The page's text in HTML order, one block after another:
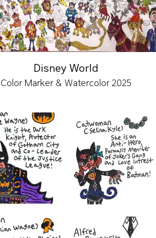
Disney World
Color Marker & Watercolor 2025